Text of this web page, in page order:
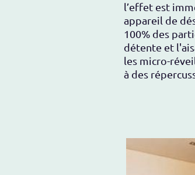
l’effet est
appareil de
100% des
détente et
les micro-
à des